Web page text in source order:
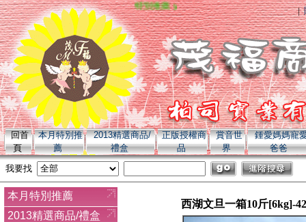
特別推薦 yoyo 全系列商品 momo 全系列商品
|
回首
頁
本月特別推
薦
2013精選商品/
禮盒
正版授權商
品
賞音世
界
鍾愛媽媽寵
爸爸
我要找
本月特別推薦
2013精選商品/禮盒
西湖文旦一箱10斤[6kg]-